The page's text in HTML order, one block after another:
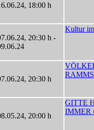
, 18:00 h
, 20:30 h -
Kultur
, 20:30 h
, 20:00 h
GITTE
IMMER